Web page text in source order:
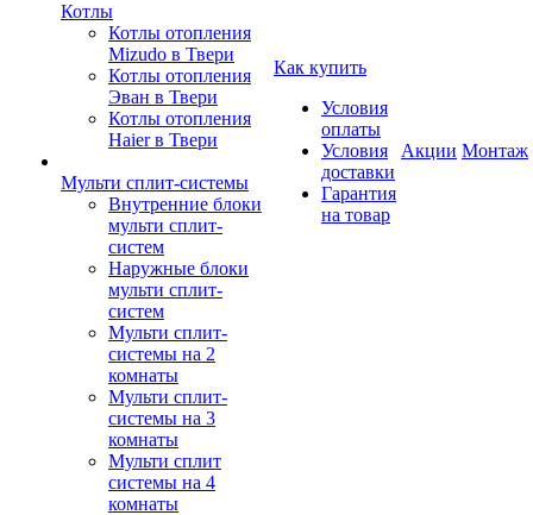
Котлы
Котлы отопления
Mizudo в Твери
Котлы отопления
Эван в Твери
Котлы отопления
Haier в Твери
Мульти сплит-системы
Внутренние блоки
мульти сплит-
систем
Наружные блоки
мульти сплит-
систем
Мульти сплит-
системы на 2
комнаты
Мульти сплит-
системы на 3
комнаты
Мульти сплит
системы на 4
комнаты
Как купить
Условия
оплаты
Условия
доставки
Гарантия
на товар
Акции Монтаж